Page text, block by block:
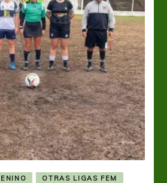
OTRAS LIGAS FEM